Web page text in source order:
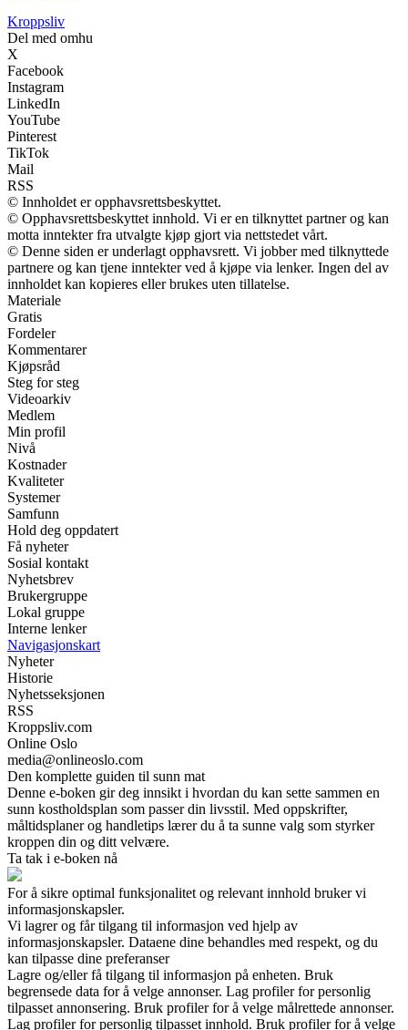
Kroppsliv
Del med omhu
X
Facebook
Instagram
LinkedIn
YouTube
Pinterest
TikTok
Mail
RSS
© Innholdet er opphavsrettsbeskyttet.
© Opphavsrettsbeskyttet innhold. Vi er en tilknyttet partner og kan
motta inntekter fra utvalgte kjøp gjort via nettstedet vårt.
© Denne siden er underlagt opphavsrett. Vi jobber med tilknyttede
partnere og kan tjene inntekter ved å kjøpe via lenker. Ingen del av
innholdet kan kopieres eller brukes uten tillatelse.
Materiale
Gratis
Fordeler
Kommentarer
Kjøpsråd
Steg for steg
Videoarkiv
Medlem
Min profil
Nivå
Kostnader
Kvaliteter
Systemer
Samfunn
Hold deg oppdatert
Få nyheter
Sosial kontakt
Nyhetsbrev
Brukergruppe
Lokal gruppe
Interne lenker
Navigasjonskart
Nyheter
Historie
Nyhetsseksjonen
RSS
Kroppsliv.com
Online Oslo
media@onlineoslo.com
Den komplette guiden til sunn mat
Denne e-boken gir deg innsikt i hvordan du kan sette sammen en
sunn kostholdsplan som passer din livsstil. Med oppskrifter,
måltidsplaner og handletips lærer du å ta sunne valg som styrker
kroppen din og ditt velvære.
Ta tak i e-boken nå
For å sikre optimal funksjonalitet og relevant innhold bruker vi
informasjonskapsler.
Vi lagrer og får tilgang til informasjon ved hjelp av
informasjonskapsler. Dataene dine behandles med respekt, og du
kan tilpasse dine preferanser
Lagre og/eller få tilgang til informasjon på enheten. Bruk
begrensede data for å velge annonser. Lag profiler for personlig
tilpasset annonsering. Bruk profiler for å velge målrettede annonser.
Lag profiler for personlig tilpasset innhold. Bruk profiler for å velge